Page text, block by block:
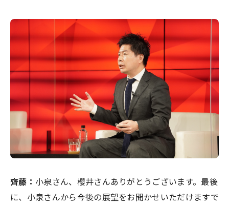
齊藤： 小泉さん、櫻井さんありがとうございます。最後
に、小泉さんから今後の展望をお聞かせいただけますで